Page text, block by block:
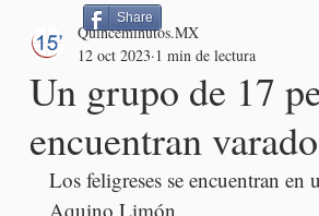
Un grupo de 17
encuentran
Quinceminutos.MX
12 oct 2023 1 min de lectura
Los feligreses se encuentran
Aquino Limón
Share